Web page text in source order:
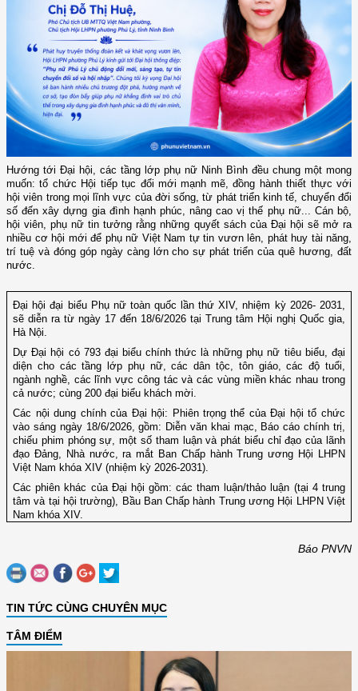
Hướng tới Đại hội, các tầng lớp phụ nữ Ninh Bình đều chung một mong
muốn: tổ chức Hội tiếp tục đổi mới mạnh mẽ, đồng hành thiết thực với
hội viên trong mọi lĩnh vực của đời sống, từ phát triển kinh tế, chuyển đổi
số đến xây dựng gia đình hạnh phúc, nâng cao vị thế phụ nữ... Cán bộ,
hội viên, phụ nữ tin tưởng rằng những quyết sách của Đại hội sẽ mở ra
nhiều cơ hội mới để phụ nữ Việt Nam tự tin vươn lên, phát huy tài năng,
trí tuệ và đóng góp ngày càng lớn cho sự phát triển của quê hương, đất
nước.
Đại hội đại biểu Phụ nữ toàn quốc lần thứ XIV, nhiệm kỳ 2026- 2031,
sẽ diễn ra từ ngày 17 đến 18/6/2026 tại Trung tâm Hội nghị Quốc gia,
Hà Nội.
Dự Đại hội có 793 đại biểu chính thức là những phụ nữ tiêu biểu, đại
diện cho các tầng lớp phụ nữ, các dân tộc, tôn giáo, các độ tuổi,
ngành nghề, các lĩnh vực công tác và các vùng miền khác nhau trong
cả nước; cùng 200 đại biểu khách mời.
Các nội dung chính của Đại hội: Phiên trọng thể của Đại hội tổ chức
vào sáng ngày 18/6/2026, gồm: Diễn văn khai mạc, Báo cáo chính trị,
chiếu phim phóng sự, một số tham luận và phát biểu chỉ đạo của lãnh
đạo Đảng, Nhà nước, ra mắt Ban Chấp hành Trung ương Hội LHPN
Việt Nam khóa XIV (nhiệm kỳ 2026-2031).
Các phiên khác của Đại hội gồm: các tham luận/thảo luận (tại 4 trung
tâm và tại hội trường), Bầu Ban Chấp hành Trung ương Hội LHPN Việt
Nam khóa XIV.
Báo PNVN
TIN TỨC CÙNG CHUYÊN MỤC
TÂM ĐIỂM